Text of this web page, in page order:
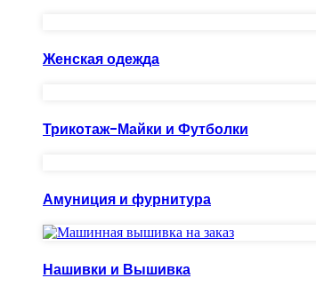
Женская одежда
Трикотаж-Майки и Футболки
Амуниция и фурнитура
Нашивки и Вышивка